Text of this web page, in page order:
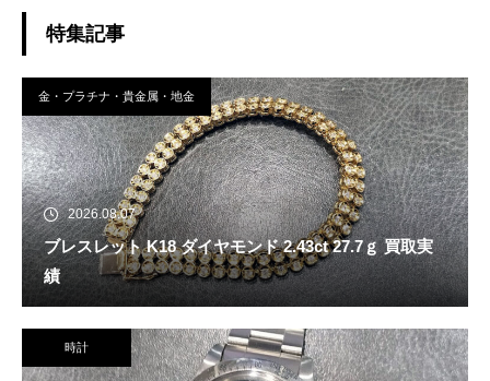
￥153,400-
特集記事
金・プラチナ・貴金属・地金
2026.08.07
ブレスレット K18 ダイヤモンド 2.43ct 27.7ｇ 買取実
績
時計